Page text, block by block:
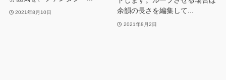
2021年8月10日
余韻の長さを編集して...
2021年8月2日